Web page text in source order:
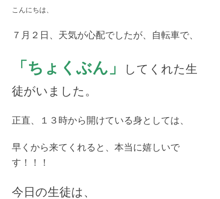
こんにちは、
７月２日、天気が心配でしたが、自転車で、
「ちょくぶん」
してくれた生
徒がいました。
正直、１３時から開けている身としては、
早くから来てくれると、本当に嬉しいで
す！！！
今日の生徒は、